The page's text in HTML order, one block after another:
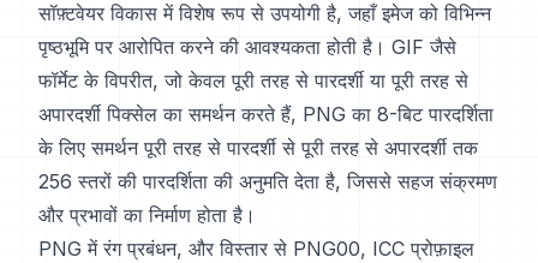
सॉफ़्टवेयर विकास में विशेष रूप से उपयोगी है, जहाँ इमेज को विभिन्न
पृष्ठभूमि पर आरोपित करने की आवश्यकता होती है। GIF जैसे
फॉर्मेट के विपरीत, जो केवल पूरी तरह से पारदर्शी या पूरी तरह से
अपारदर्शी पिक्सेल का समर्थन करते हैं, PNG का 8-बिट पारदर्शिता
के लिए समर्थन पूरी तरह से पारदर्शी से पूरी तरह से अपारदर्शी तक
256 स्तरों की पारदर्शिता की अनुमति देता है, जिससे सहज संक्रमण
और प्रभावों का निर्माण होता है।
PNG में रंग प्रबंधन, और विस्तार से PNG00, ICC प्रोफ़ाइल